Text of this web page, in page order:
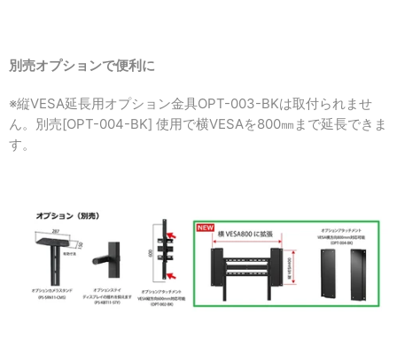
別売オプションで便利に
※縦VESA延長用オプション金具OPT-003-BKは取付られませ
ん。 別売[OPT-004-BK] 使用で横VESAを800㎜まで延長できま
す。